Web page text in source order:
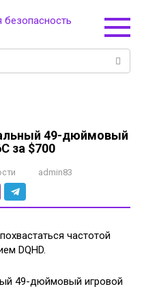
49-дюймовый
за $700
admin83
частотой
DQHD.